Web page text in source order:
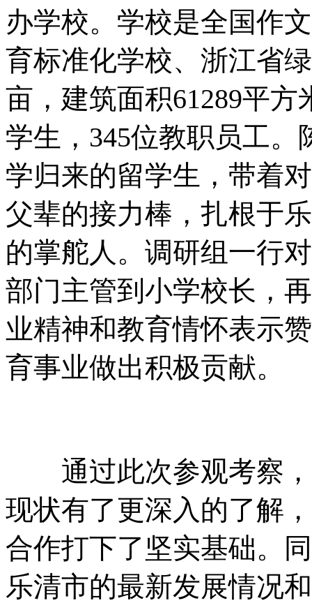
办学校。学校是全国作
育标准化学校、浙江省
亩，建筑面积61289平方
学生，345位教职员工
学归来的留学生，带着
父辈的接力棒，扎根于
的掌舵人。调研组一行
部门主管到小学校长，
业精神和教育情怀表示
育事业做出积极贡献。
通过此次参观考察，
现状有了更深入的了解
合作打下了坚实基础。
乐清市的最新发展情况